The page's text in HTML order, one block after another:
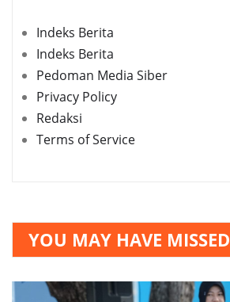
Indeks Berita
Indeks Berita
Pedoman Media Siber
Privacy Policy
Redaksi
Terms of Service
YOU MAY HAVE MISSED